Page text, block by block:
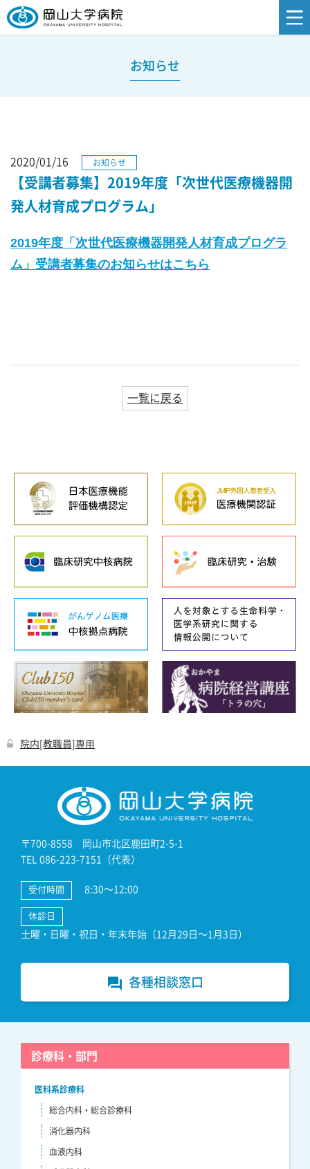
お知らせ
2020/01/16 お知らせ
【受講者募集】2019年度「次世代医療機器開
発人材育成プログラム」
2019年度「次世代医療機器開発人材育成プログラ
ム」 受講者募集のお知らせはこちら
一覧に戻る
院内[教職員]専用
〒700-8558 岡山市北区鹿田町2-5-1
TEL 086-223-7151（代表）
受付時間 8:30～12:00
休診日
土曜・日曜・祝日・年末年始（12月29日～1月3日）
forum 各種相談窓口
診療科・部門
医科系診療科
総合内科・総合診療科
消化器内科
血液内科